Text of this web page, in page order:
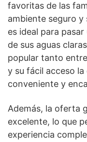
favoritas de las
ambiente seguro y
es ideal para
de sus aguas
popular tanto
y su fácil acceso
conveniente y
Además, la oferta
excelente, lo que
experiencia